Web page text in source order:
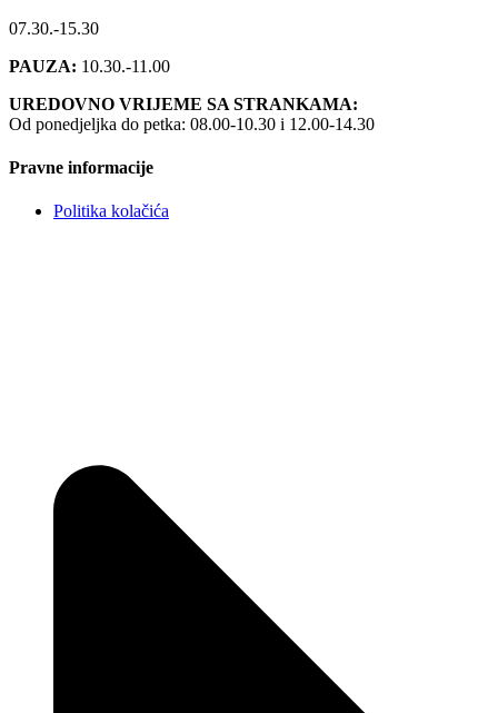
07.30.-15.30
PAUZA: 10.30.-11.00
UREDOVNO VRIJEME SA STRANKAMA:
Od ponedjeljka do petka: 08.00-10.30 i 12.00-14.30
Pravne informacije
Politika kolačića